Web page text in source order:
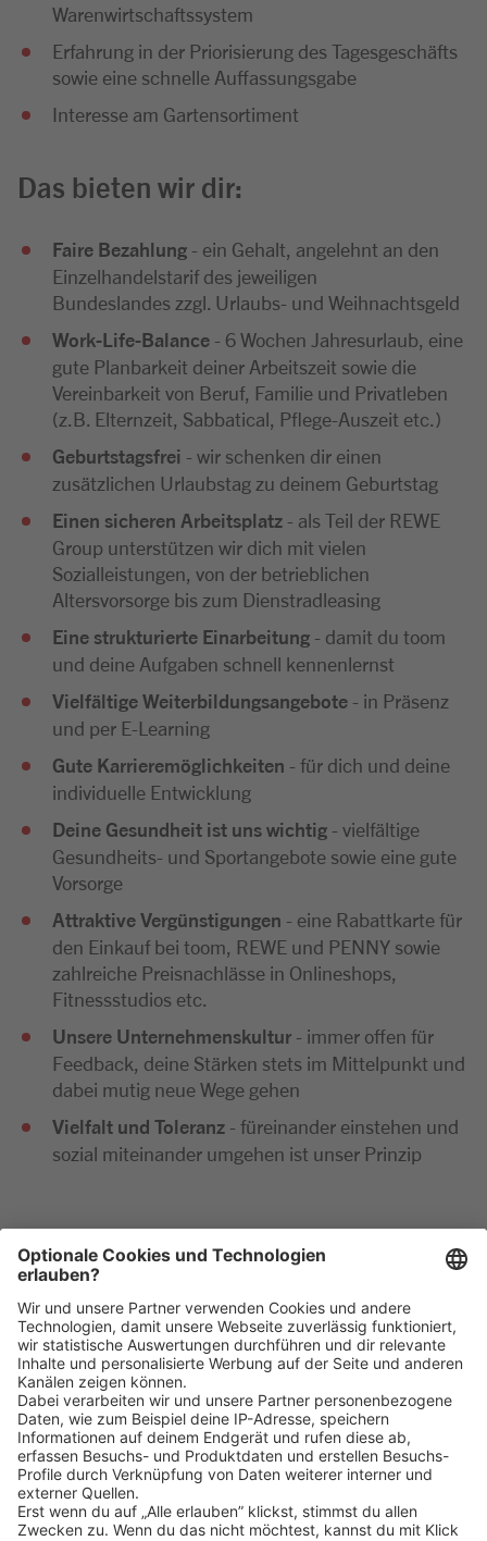
Warenwirtschaftssystem
Erfahrung in der Priorisierung des Tagesgeschäfts
sowie eine schnelle Auffassungsgabe
Interesse am Gartensortiment
Das bieten wir dir:
Faire Bezahlung - ein Gehalt, angelehnt an den
Einzelhandelstarif des jeweiligen
Bundeslandes zzgl. Urlaubs- und Weihnachtsgeld
Work-Life-Balance - 6 Wochen Jahresurlaub, eine
gute Planbarkeit deiner Arbeitszeit sowie die
Vereinbarkeit von Beruf, Familie und Privatleben
(z.B. Elternzeit, Sabbatical, Pflege-Auszeit etc.)
Geburtstagsfrei - wir schenken dir einen
zusätzlichen Urlaubstag zu deinem Geburtstag
Einen sicheren Arbeitsplatz - als Teil der REWE
Group unterstützen wir dich mit vielen
Sozialleistungen, von der betrieblichen
Altersvorsorge bis zum Dienstradleasing
Eine strukturierte Einarbeitung - damit du toom
und deine Aufgaben schnell kennenlernst
Vielfältige Weiterbildungsangebote - in Präsenz
und per E-Learning
Gute Karrieremöglichkeiten - für dich und deine
individuelle Entwicklung
Deine Gesundheit ist uns wichtig - vielfältige
Gesundheits- und Sportangebote sowie eine gute
Vorsorge
Attraktive Vergünstigungen - eine Rabattkarte für
den Einkauf bei toom, REWE und PENNY sowie
zahlreiche Preisnachlässe in Onlineshops,
Fitnessstudios etc.
Unsere Unternehmenskultur - immer offen für
Feedback, deine Stärken stets im Mittelpunkt und
dabei mutig neue Wege gehen
Vielfalt und Toleranz - füreinander einstehen und
sozial miteinander umgehen ist unser Prinzip
diese ausschließlich digital ein. Im Anschluss an deine
Bewerbung kommen wir zeitnah per E-Mail oder
telefonisch auf dich zu.
Klickehier, um alle offenen Jobs zu sehen.